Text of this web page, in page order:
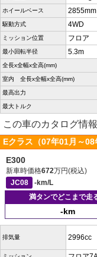
ホイールベース 2855mm
駆動方式 4WD
ミッション位置 フロア
最小回転半径 5.3m
全長x全幅x全高(mm)
室内 全長x全幅x全高(mm)
最高出力
最大トルク
この車のカタログ情
Eクラス（07年01月～
E300
新車時価格672万円(税込)
JC08
-km/L
満タンでどこまで走
-km
排気量 2996cc